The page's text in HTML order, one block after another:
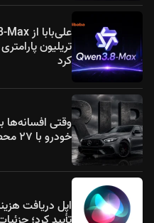
تریلیون
کرد
وقتی
خودرو با ۲۷ محصول در سال ۲۰۲۶